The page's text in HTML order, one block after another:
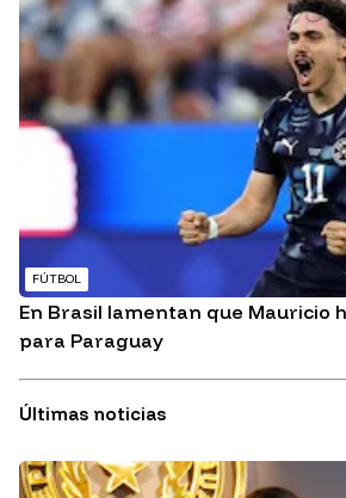
FÚTBOL
En Brasil lamentan que Mauricio
para Paraguay
Últimas noticias